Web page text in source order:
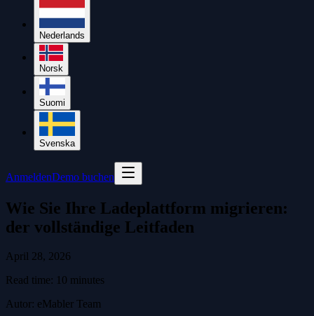
Nederlands
Norsk
Suomi
Svenska
AnmeldenDemo buchen
Wie Sie Ihre Ladeplattform migrieren:
der vollständige Leitfaden
April 28, 2026
Read time: 10 minutes
Autor: eMabler Team